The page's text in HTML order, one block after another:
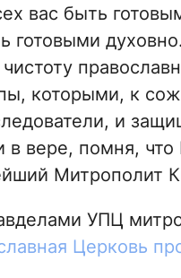
вас быть
готовыми
которыми, к
и
вере, помня, что
Митрополит
УПЦ
Церковь